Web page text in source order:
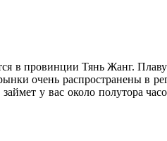
в провинции Тянь Жанг.
очень распространены в
у вас около полутора